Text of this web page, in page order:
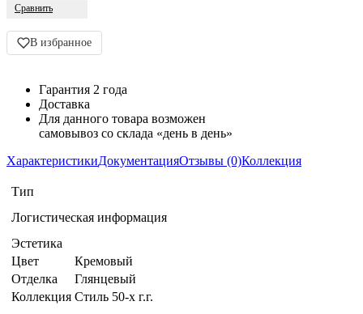
Сравнить
В избранное
Гарантия 2 года
Доставка
Для данного товара возможен
самовывоз со склада «день в день»
ХарактеристикиДокументацияОтзывы (0)Коллекция
Тип
Логистическая информация
Эстетика
Цвет
Кремовый
Отделка
Глянцевый
Коллекция Стиль 50-х г.г.